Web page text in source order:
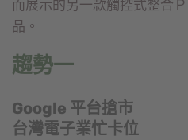
而展示的另一款觸控式整合
品。
趨勢一
Google 平台搶市
台灣電子業忙卡位